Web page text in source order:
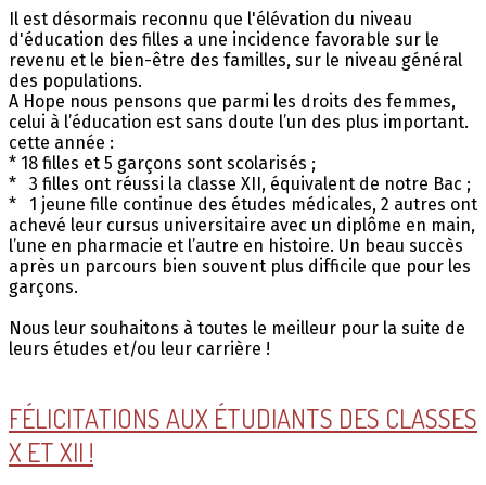
Il est désormais reconnu que l'élévation du niveau
d'éducation des filles a une incidence favorable sur le
revenu et le bien-être des familles, sur le niveau général
des populations.
A Hope nous pensons que parmi les droits des femmes,
celui à l’éducation est sans doute l’un des plus important.
cette année :
* 18 filles et 5 garçons sont scolarisés ;
* 3 filles ont réussi la classe XII, équivalent de notre Bac ;
* 1 jeune fille continue des études médicales, 2 autres ont
achevé leur cursus universitaire avec un diplôme en main,
l’une en pharmacie et l’autre en histoire. Un beau succès
après un parcours bien souvent plus difficile que pour les
garçons.
Nous leur souhaitons à toutes le meilleur pour la suite de
leurs études et/ou leur carrière !
FÉLICITATIONS AUX ÉTUDIANTS DES CLASSES
X ET XII !